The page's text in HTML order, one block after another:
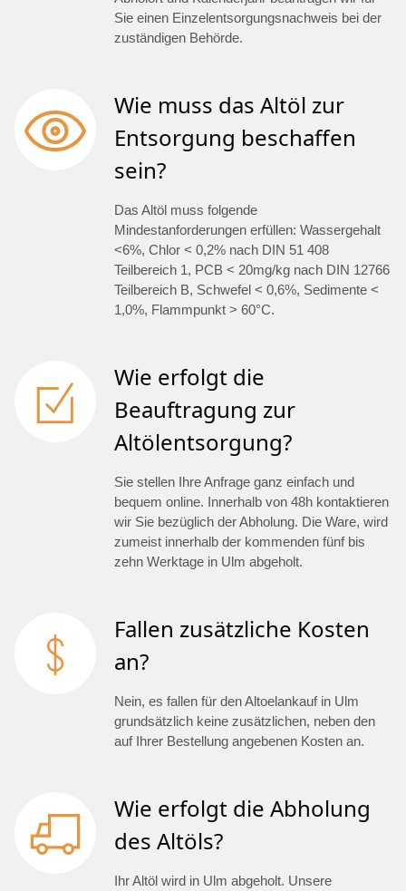
Sie einen Einzelentsorgungsnachweis bei der
zuständigen Behörde.
Wie muss das Altöl zur
Entsorgung beschaffen
sein?
Das Altöl muss folgende
Mindestanforderungen erfüllen: Wassergehalt
<6%, Chlor < 0,2% nach DIN 51 408
Teilbereich 1, PCB < 20mg/kg nach DIN 12766
Teilbereich B, Schwefel < 0,6%, Sedimente <
1,0%, Flammpunkt > 60°C.
Wie erfolgt die
Beauftragung zur
Altölentsorgung?
Sie stellen Ihre Anfrage ganz einfach und
bequem online. Innerhalb von 48h kontaktieren
wir Sie bezüglich der Abholung. Die Ware, wird
zumeist innerhalb der kommenden fünf bis
zehn Werktage in Ulm abgeholt.
Fallen zusätzliche Kosten
an?
Nein, es fallen für den Altoelankauf in Ulm
grundsätzlich keine zusätzlichen, neben den
auf Ihrer Bestellung angebenen Kosten an.
Wie erfolgt die Abholung
des Altöls?
Ihr Altöl wird in Ulm abgeholt. Unsere